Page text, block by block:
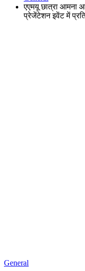
एएमयू छात्रा आमना
प्रेजेंटेशन इवेंट में
General